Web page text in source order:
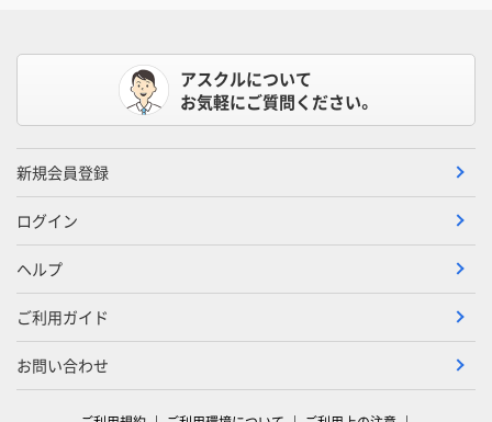
アスクルについて
お気軽にご質問ください。
新規会員登録
ログイン
ヘルプ
ご利用ガイド
お問い合わせ